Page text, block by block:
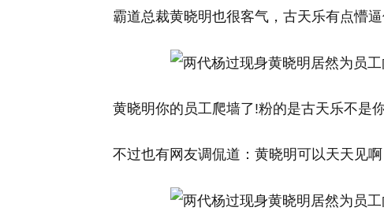
霸道总裁黄晓明也很客气，古天乐有点懵
黄晓明你的员工爬墙了!粉的是古天乐不是
不过也有网友调侃道：黄晓明可以天天见啊